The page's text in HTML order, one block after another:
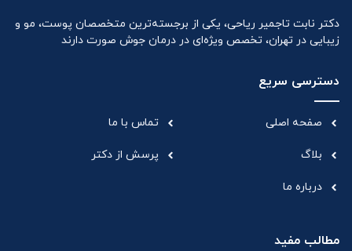
دکتر نابت تاجمیر ریاحی، یکی از برجسته‌ترین متخصصان پوست، مو و
زیبایی در تهران، تخصص ویژه‌ای در درمان جوش صورت دارند
دسترسی سریع
صفحه اصلی
بلاگ
درباره ما
تماس با ما
پرسش از دکتر
مطالب مفید